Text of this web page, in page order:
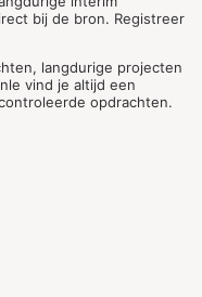
bij de bron. Registreer
langdurige projecten
vind je altijd een
opdrachten.